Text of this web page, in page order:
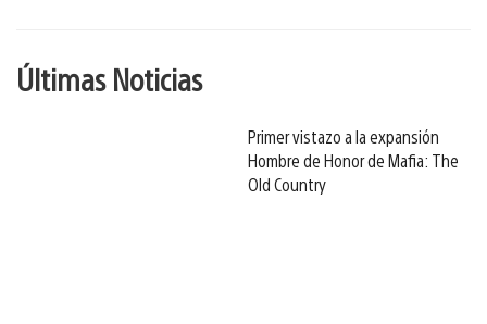
Últimas Noticias
Primer vistazo a la expansión
Hombre de Honor de Mafia: The
Old Country